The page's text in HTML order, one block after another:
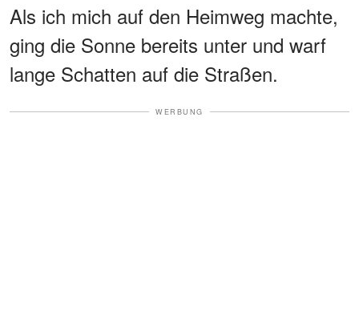
Als ich mich auf den Heimweg machte,
ging die Sonne bereits unter und warf
lange Schatten auf die Straßen.
WERBUNG